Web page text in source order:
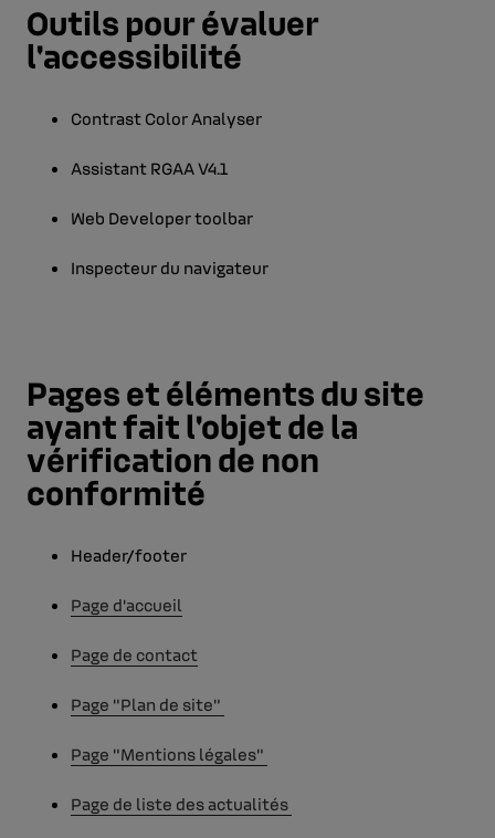
Outils pour évaluer
l'accessibilité
Contrast Color Analyser
Assistant RGAA V4.1
Web Developer toolbar
Inspecteur du navigateur
Pages et éléments du site
ayant fait l'objet de la
vérification de non
conformité
Header/footer
Page d'accueil
Page de contact
Page "Plan de site"
Page "Mentions légales"
Page de liste des actualités